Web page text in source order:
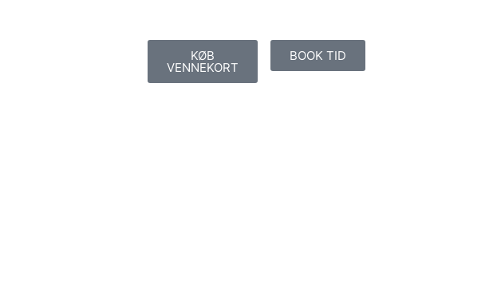
KØB
VENNEKORT
BOOK TID